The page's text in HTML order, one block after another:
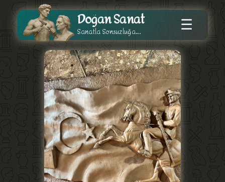
Doğan Sanat
Sanatla Sonsuzluğa... ☰